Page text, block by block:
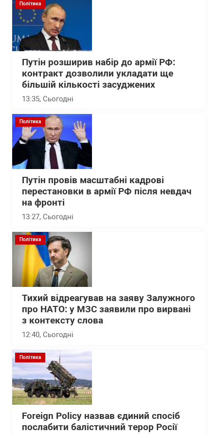
Політика
Путін розширив набір до армії РФ:
контракт дозволили укладати ще
більшій кількості засуджених
13:35, Сьогодні
Політика
Путін провів масштабні кадрові
перестановки в армії РФ після невдач
на фронті
13:27, Сьогодні
Політика
Тихий відреагував на заяву Залужного
про НАТО: у МЗС заявили про вирвані
з контексту слова
12:40, Сьогодні
Політика
Foreign Policy назвав єдиний спосіб
послабити балістичний терор Росії